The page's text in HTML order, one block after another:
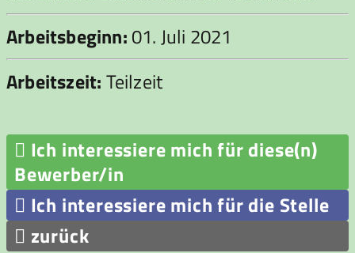
Arbeitsbeginn:01. Juli 2021
Arbeitszeit:Teilzeit
 Ich interessiere mich für diese(n)
Bewerber/in
 Ich interessiere mich für die Stelle
 zurück